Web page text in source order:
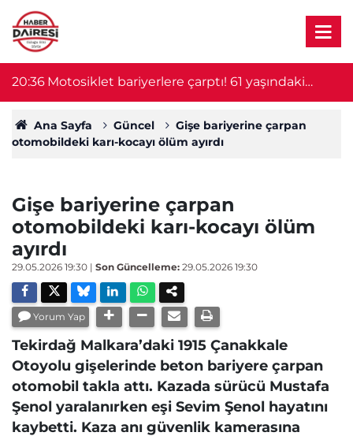
20:36 Motosiklet bariyerlere çarptı! 61 yaşındaki
sürücü hayatını kaybetti
Ana Sayfa Güncel
Gişe bariyerine çarpan
otomobildeki karı-kocayı ölüm ayırdı
Gişe bariyerine çarpan
otomobildeki karı-kocayı ölüm
ayırdı
29.05.2026 19:30 | Son Güncelleme: 29.05.2026 19:30
Yorum Yap
Tekirdağ Malkara’daki 1915 Çanakkale
Otoyolu gişelerinde beton bariyere çarpan
otomobil takla attı. Kazada sürücü Mustafa
Şenol yaralanırken eşi Sevim Şenol hayatını
kaybetti. Kaza anı güvenlik kamerasına